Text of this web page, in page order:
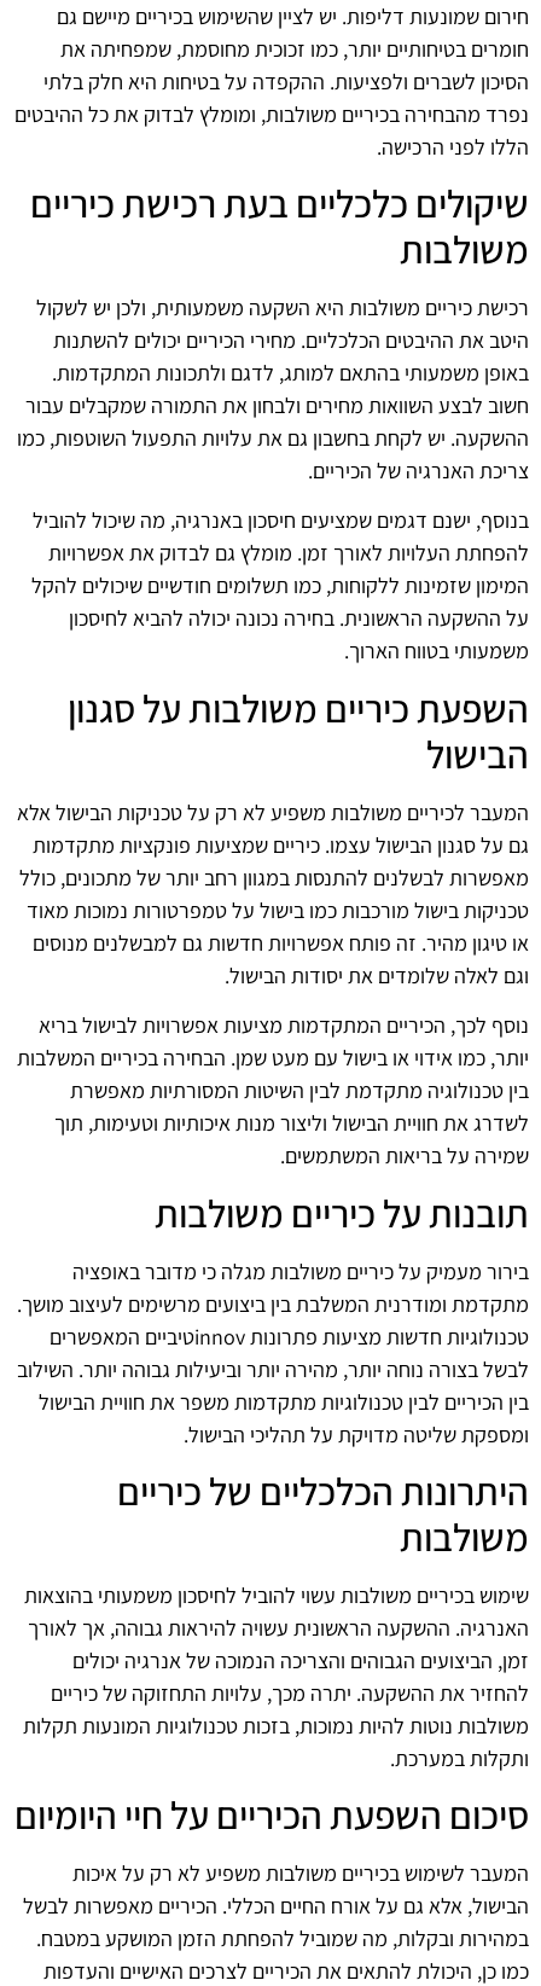
חירום שמונעות דליפות. יש לציין שהשימוש בכיריים מיישם גם
חומרים בטיחותיים יותר, כמו זכוכית מחוסמת, שמפחיתה את
הסיכון לשברים ולפציעות. ההקפדה על בטיחות היא חלק בלתי
נפרד מהבחירה בכיריים משולבות, ומומלץ לבדוק את כל ההיבטים
הללו לפני הרכישה.
שיקולים כלכליים בעת רכישת כיריים
משולבות
רכישת כיריים משולבות היא השקעה משמעותית, ולכן יש לשקול
היטב את ההיבטים הכלכליים. מחירי הכיריים יכולים להשתנות
באופן משמעותי בהתאם למותג, לדגם ולתכונות המתקדמות.
חשוב לבצע השוואות מחירים ולבחון את התמורה שמקבלים עבור
ההשקעה. יש לקחת בחשבון גם את עלויות התפעול השוטפות, כמו
צריכת האנרגיה של הכיריים.
בנוסף, ישנם דגמים שמציעים חיסכון באנרגיה, מה שיכול להוביל
להפחתת העלויות לאורך זמן. מומלץ גם לבדוק את אפשרויות
המימון שזמינות ללקוחות, כמו תשלומים חודשיים שיכולים להקל
על ההשקעה הראשונית. בחירה נכונה יכולה להביא לחיסכון
משמעותי בטווח הארוך.
השפעת כיריים משולבות על סגנון
הבישול
המעבר לכיריים משולבות משפיע לא רק על טכניקות הבישול אלא
גם על סגנון הבישול עצמו. כיריים שמציעות פונקציות מתקדמות
מאפשרות לבשלנים להתנסות במגוון רחב יותר של מתכונים, כולל
טכניקות בישול מורכבות כמו בישול על טמפרטורות נמוכות מאוד
או טיגון מהיר. זה פותח אפשרויות חדשות גם למבשלנים מנוסים
וגם לאלה שלומדים את יסודות הבישול.
נוסף לכך, הכיריים המתקדמות מציעות אפשרויות לבישול בריא
יותר, כמו אידוי או בישול עם מעט שמן. הבחירה בכיריים המשלבות
בין טכנולוגיה מתקדמת לבין השיטות המסורתיות מאפשרת
לשדרג את חוויית הבישול וליצור מנות איכותיות וטעימות, תוך
שמירה על בריאות המשתמשים.
תובנות על כיריים משולבות
בירור מעמיק על כיריים משולבות מגלה כי מדובר באופציה
מתקדמת ומודרנית המשלבת בין ביצועים מרשימים לעיצוב מושך.
טכנולוגיות חדשות מציעות פתרונות innovטיביים המאפשרים
לבשל בצורה נוחה יותר, מהירה יותר וביעילות גבוהה יותר. השילוב
בין הכיריים לבין טכנולוגיות מתקדמות משפר את חוויית הבישול
ומספקת שליטה מדויקת על תהליכי הבישול.
היתרונות הכלכליים של כיריים
משולבות
שימוש בכיריים משולבות עשוי להוביל לחיסכון משמעותי בהוצאות
האנרגיה. ההשקעה הראשונית עשויה להיראות גבוהה, אך לאורך
זמן, הביצועים הגבוהים והצריכה הנמוכה של אנרגיה יכולים
להחזיר את ההשקעה. יתרה מכך, עלויות התחזוקה של כיריים
משולבות נוטות להיות נמוכות, בזכות טכנולוגיות המונעות תקלות
ותקלות במערכת.
סיכום השפעת הכיריים על חיי היומיום
המעבר לשימוש בכיריים משולבות משפיע לא רק על איכות
הבישול, אלא גם על אורח החיים הכללי. הכיריים מאפשרות לבשל
במהירות ובקלות, מה שמוביל להפחתת הזמן המושקע במטבח.
כמו כן, היכולת להתאים את הכיריים לצרכים האישיים והעדפות